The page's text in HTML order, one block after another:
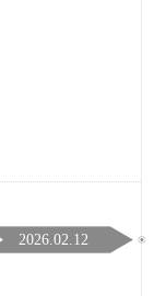
2026.02.12